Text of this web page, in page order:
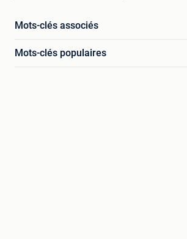
Mots-clés associés
Mots-clés populaires